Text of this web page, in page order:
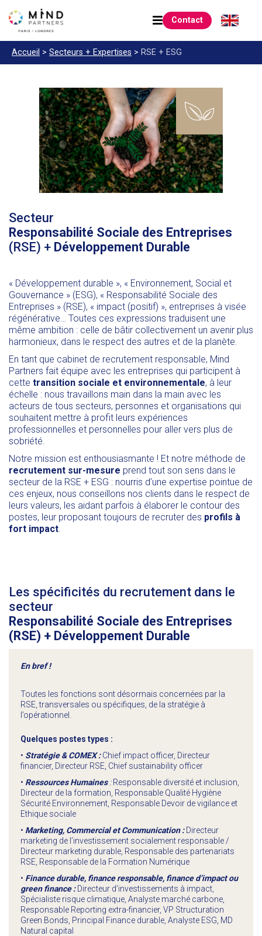
Contact
Accueil > Secteurs + Expertises > RSE + ESG
Secteur
Responsabilité Sociale des Entreprises
(RSE) + Développement Durable
« Développement durable », « Environnement, Social et
Gouvernance » (ESG), « Responsabilité Sociale des
Entreprises » (RSE), « impact (positif) », entreprises à visée
régénérative… Toutes ces expressions traduisent une
même ambition : celle de bâtir collectivement un avenir plus
harmonieux, dans le respect des autres et de la planète.
En tant que cabinet de recrutement responsable, Mind
Partners fait équipe avec les entreprises qui participent à
cette transition sociale et environnementale, à leur
échelle : nous travaillons main dans la main avec les
acteurs de tous secteurs, personnes et organisations qui
souhaitent mettre à profit leurs expériences
professionnelles et personnelles pour aller vers plus de
sobriété.
Notre mission est enthousiasmante ! Et notre méthode de
recrutement sur-mesure prend tout son sens dans le
secteur de la RSE + ESG : nourris d’une expertise pointue de
ces enjeux, nous conseillons nos clients dans le respect de
leurs valeurs, les aidant parfois à élaborer le contour des
postes, leur proposant toujours de recruter des profils à
fort impact
Les spécificités du recrutement dans le
secteur
Responsabilité Sociale des Entreprises
(RSE) + Développement Durable
En bref !
Toutes les fonctions sont désormais concernées par la
RSE, transversales ou spécifiques, de la stratégie à
l’opérationnel.
Quelques postes types :
• Stratégie & COMEX :Chief impact officer, Directeur
financier, Directeur RSE, Chief sustainability officer
• Ressources Humaines:Responsable diversité et inclusion,
Directeur de la formation, Responsable Qualité Hygiène
Sécurité Environnement, Responsable Devoir de vigilance et
Ethique sociale
• Marketing, Commercial et Communication :Directeur
marketing de l’investissement socialement responsable /
Directeur marketing durable, Responsable des partenariats
RSE, Responsable de la Formation Numérique
• Finance durable, finance responsable, finance d’impact ou
green finance : Directeur d’investissements à impact,
Spécialiste risque climatique, Analyste marché carbone,
Responsable Reporting extra-financier, VP Structuration
Green Bonds, Principal Finance durable, Analyste ESG, MD
Natural capital